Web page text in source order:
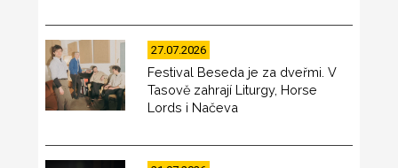
27.07.2026
Festival Beseda je za dveřmi. V
Tasově zahrají Liturgy, Horse
Lords i Načeva